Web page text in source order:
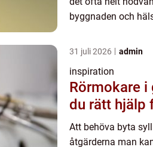
byggnaden och
31 juli 2026 admin
inspiration
Rörmokare i
du rätt hjälp
Att behöva byta
åtgärderna man